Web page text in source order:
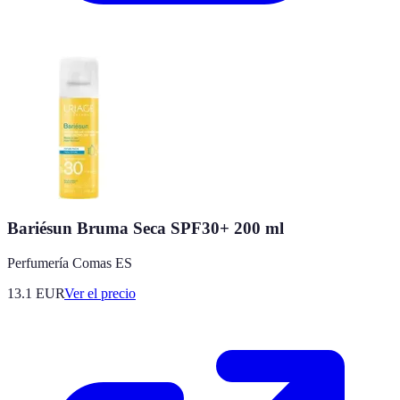
Bariésun Bruma Seca SPF30+ 200 ml
Perfumería Comas ES
13.1 EURVer el precio